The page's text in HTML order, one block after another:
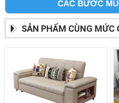
CÁC BƯỚC
SẢN PHẨM CÙNG MỨC